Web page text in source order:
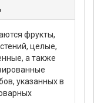
фрукты,
целые,
а также
указанных в